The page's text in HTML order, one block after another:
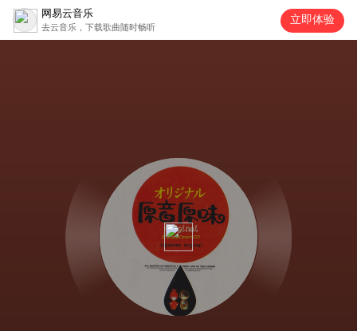
网易云音乐
去云音乐，下载歌曲随时畅听
立即体验